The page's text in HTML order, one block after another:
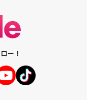
ー！